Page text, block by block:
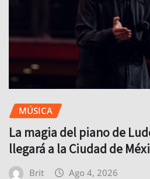
MÚSICA
La magia del piano de
llegará a la Ciudad de
Brit Ago 4, 2026